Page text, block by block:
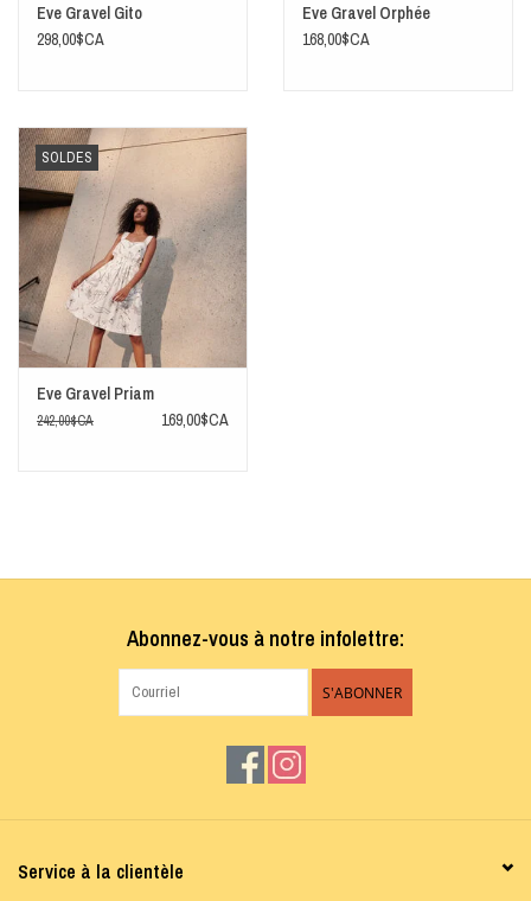
Eve Gravel Gito
298,00$CA
Eve Gravel Orphée
168,00$CA
SOLDES
Eve Gravel Priam
242,00$CA 169,00$CA
Abonnez-vous à notre infolettre:
S'ABONNER
Service à la clientèle